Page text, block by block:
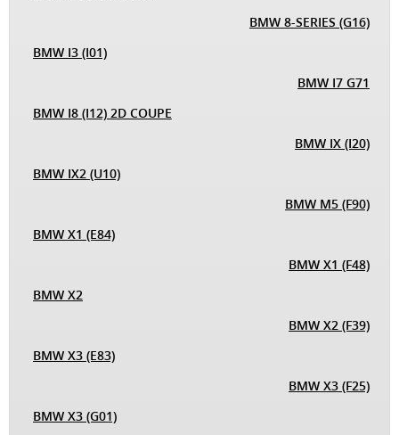
BMW 8-SERIES (G16)
BMW I3 (I01)
BMW I7 G71
BMW I8 (I12) 2D COUPE
BMW IX (I20)
BMW IX2 (U10)
BMW M5 (F90)
BMW X1 (E84)
BMW X1 (F48)
BMW X2
BMW X2 (F39)
BMW X3 (E83)
BMW X3 (F25)
BMW X3 (G01)